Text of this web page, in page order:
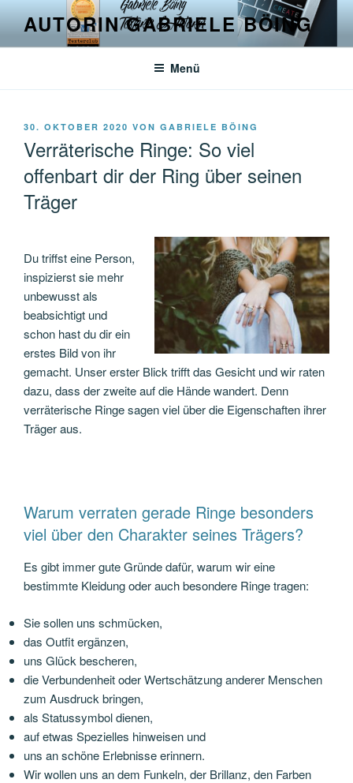
Inhalt
springen
AUTORIN GABRIELE BÖING
Menü
VERÖFFENTLICHT
30. OKTOBER 2020 VON GABRIELE BÖING
Verräterische Ringe: So viel
offenbart dir der Ring über seinen
Träger
Du triffst eine Person,
inspizierst sie mehr
unbewusst als
beabsichtigt und
schon hast du dir ein
erstes Bild von ihr
gemacht. Unser erster Blick trifft das Gesicht und wir raten
dazu, dass der zweite auf die Hände wandert. Denn
verräterische Ringe sagen viel über die Eigenschaften ihrer
Träger aus.
Warum verraten gerade Ringe besonders
viel über den Charakter seines Trägers?
Es gibt immer gute Gründe dafür, warum wir eine
bestimmte Kleidung oder auch besondere Ringe tragen:
Sie sollen uns schmücken,
das Outfit ergänzen,
uns Glück bescheren,
die Verbundenheit oder Wertschätzung anderer Menschen
zum Ausdruck bringen,
als Statussymbol dienen,
auf etwas Spezielles hinweisen und
uns an schöne Erlebnisse erinnern.
Wir wollen uns an dem Funkeln, der Brillanz, den Farben